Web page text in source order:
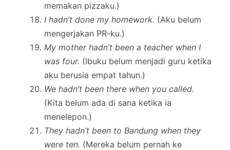
memakan pizzaku.)
I hadn’t done my homework. (Aku belum
mengerjakan PR-ku.)
My mother hadn’t been a teacher when I
was four. (Ibuku belum menjadi guru ketika
aku berusia empat tahun.)
We hadn’t been there when you called.
(Kita belum ada di sana ketika ia
menelepon.)
They hadn’t been to Bandung when they
were ten. (Mereka belum pernah ke